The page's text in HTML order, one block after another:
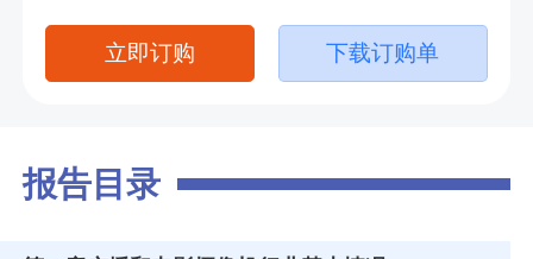
立即订购 下载订购单
报告目录